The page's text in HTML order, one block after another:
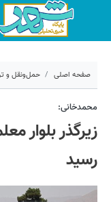
صفحه اصلی حمل‌ونقل و
۱۷ اسفند ۱۴۰۴ - ۱۹:۰۹
کد مطلب: 78495
محمدخانی:
زیرگذر بلوار
رسید